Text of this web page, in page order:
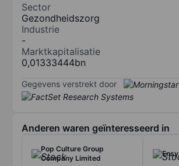
Sector
Gezondheidszorg
Industrie
-
Marktkapitalisatie
0,01333444bn
Gegevens verstrekt door
Anderen waren geïnteresseerd in
Pop Culture Group
Company Limited